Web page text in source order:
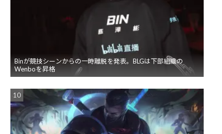
Binが競技シーンからの一時離脱を発表。BLGは下部組織の
Wenboを昇格